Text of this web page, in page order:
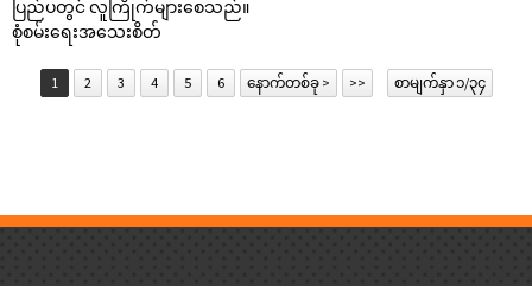
ပြည်ပတွင် လူကြိုက်များစေသည်။
စုံစမ်းရေးအသေးစိတ်
1 2 3 4 5 6 နောက်တစ်ခု > >> စာမျက်နှာ ၁/၃၄